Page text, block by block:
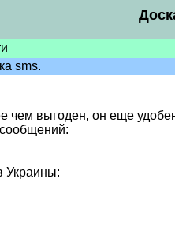
sms.
чем выгоден, он еще
Украины: